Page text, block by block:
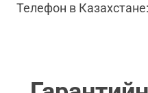
Телефон в